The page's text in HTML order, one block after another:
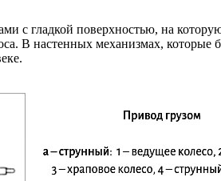
с гладкой поверхностью, на
В настенных механизмах,